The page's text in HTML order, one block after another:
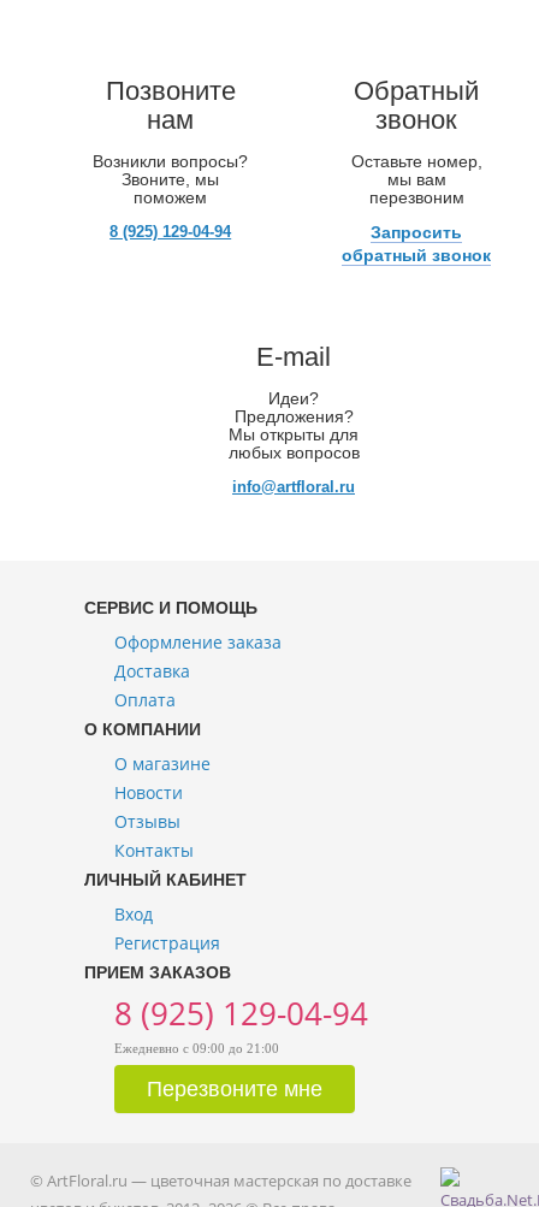
Позвоните
нам
Возникли вопросы?
Звоните, мы
поможем
8 (925) 129-04-94
Обратный
звонок
Оставьте номер,
мы вам
перезвоним
Запросить
обратный звонок
E-mail
Идеи?
Предложения?
Мы открыты для
любых вопросов
info@artfloral.ru
СЕРВИС И ПОМОЩЬ
Оформление заказа
Доставка
Оплата
О КОМПАНИИ
О магазине
Новости
Отзывы
Контакты
ЛИЧНЫЙ КАБИНЕТ
Вход
Регистрация
ПРИЕМ ЗАКАЗОВ
8 (925) 129-04-94
Ежедневно с 09:00 до 21:00
© ArtFloral.ru — цветочная мастерская по доставке